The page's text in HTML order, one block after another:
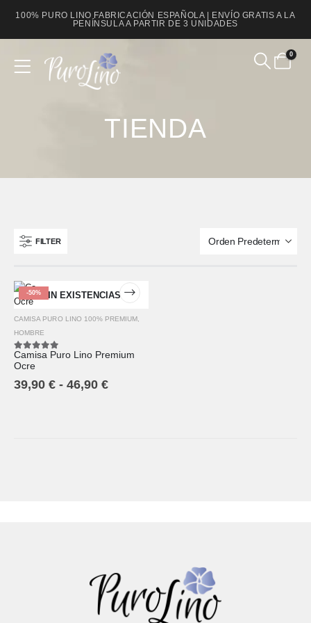
100% PURO LINO FABRICACIÓN ESPAÑOLA | ENVÍO GRATIS A LA
PENÍNSULA A PARTIR DE 3 UNIDADES
0
TIENDA
FILTER
-50% SIN EXISTENCIAS
CAMISA PURO LINO 100% PREMIUM
HOMBRE
5.00 out of 5
Camisa Puro Lino Premium
Ocre
39,90 € - 46,90 €